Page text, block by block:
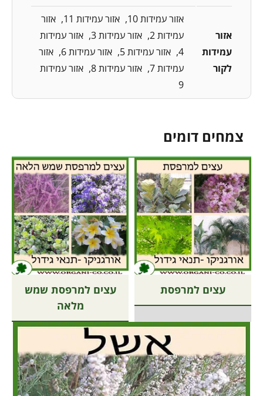
אזור
עמידות
לקור
אזור עמידות 10 אזור עמידות 11
אזור
עמידות 2
אזור עמידות 3
אזור עמידות
4 אזור עמידות 5 אזור עמידות 6
אזור
עמידות 7
אזור עמידות 8
אזור עמידות
9
צמחים דומים
עצים למרפסת
עצים למרפסת שמש
מלאה